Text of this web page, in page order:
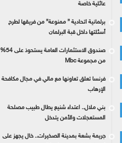
عائلية خاصة
برلمانية اتحادية ” ممنوعة” من فريقها لطرح
أسئلتها داخل قبة البرلمان
صندوق الاستثمارات العامة يستحوذ على 54%
من مجموعة Mbc
فرنسا تعلق تعاونها مع مالي في مجال مكافحة
الإرهاب
بني ملال.. اعتداء شنيع يطال طبيب مصلحة
المستعجلات والأمن يتدخل
جريمة بشعة بمدينة الصخيرات.. خال يجهز على